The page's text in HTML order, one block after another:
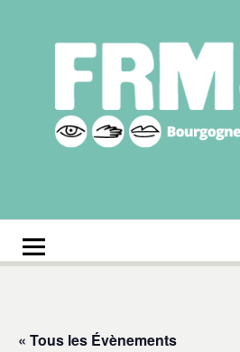
régionale
« Tous les Évènements